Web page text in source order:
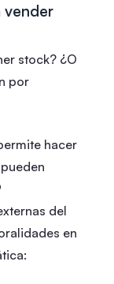
vender
stock? ¿O
por
hacer
del
en